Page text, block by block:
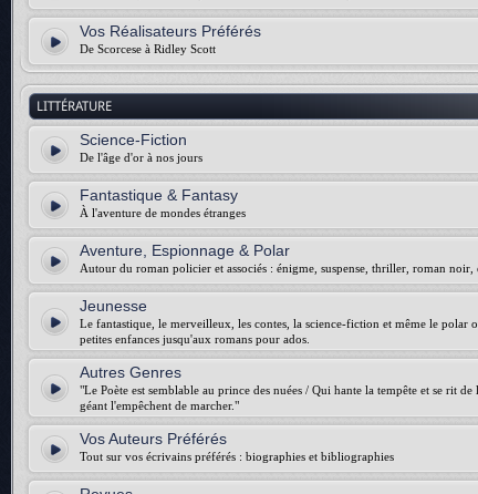
Vos Réalisateurs Préférés
De Scorcese à Ridley Scott
LITTÉRATURE
Science-Fiction
De l'âge d'or à nos jours
Fantastique & Fantasy
À l'aventure de mondes étranges
Aventure, Espionnage & Polar
Autour du roman policier et associés : énigme, suspense, thriller, roman noir,
Jeunesse
Le fantastique, le merveilleux, les contes, la science-fiction et même le polar
petites enfances jusqu'aux romans pour ados.
Autres Genres
"Le Poète est semblable au prince des nuées / Qui hante la tempête et se rit
géant l'empêchent de marcher."
Vos Auteurs Préférés
Tout sur vos écrivains préférés : biographies et bibliographies